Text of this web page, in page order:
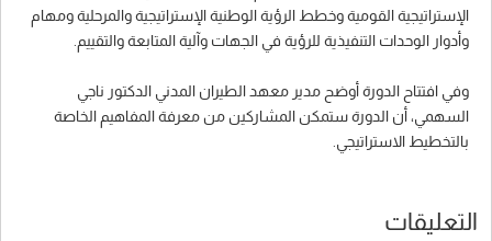
الإستراتيجية القومية وخطط الرؤية الوطنية الإستراتيجية والمرحلية ومهام
وأدوار الوحدات التنفيذية للرؤية في الجهات وآلية المتابعة والتقييم.
وفي افتتاح الدورة أوضح مدير معهد الطيران المدني الدكتور ناجي
السهمي، أن الدورة ستمكن المشاركين من معرفة المفاهيم الخاصة
بالتخطيط الاستراتيجي.
التعليقات